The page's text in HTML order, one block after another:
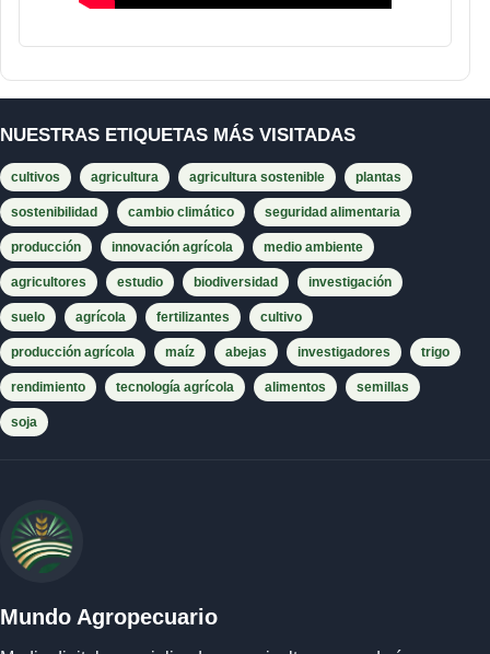
NUESTRAS ETIQUETAS MÁS VISITADAS
cultivos agricultura agricultura sostenible plantas
sostenibilidad cambio climático seguridad alimentaria
producción innovación agrícola medio ambiente
agricultores estudio biodiversidad investigación
suelo agrícola fertilizantes cultivo
producción agrícola maíz abejas investigadores trigo
rendimiento tecnología agrícola alimentos semillas
soja
Mundo Agropecuario